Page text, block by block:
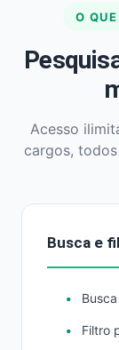
O
Acesso
cargos,
Busca e
Filtro